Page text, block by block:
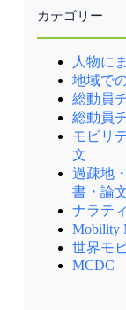
カテゴリー
人物に
地域で
総動員
総動員
モビリ
文
過疎地
書・論
ナラテ
Mobility
世界モ
MCDC